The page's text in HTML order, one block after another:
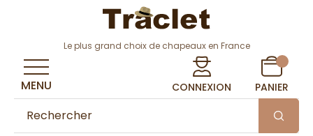
Le plus grand choix de chapeaux en France
CONNEXION PANIER
MENU